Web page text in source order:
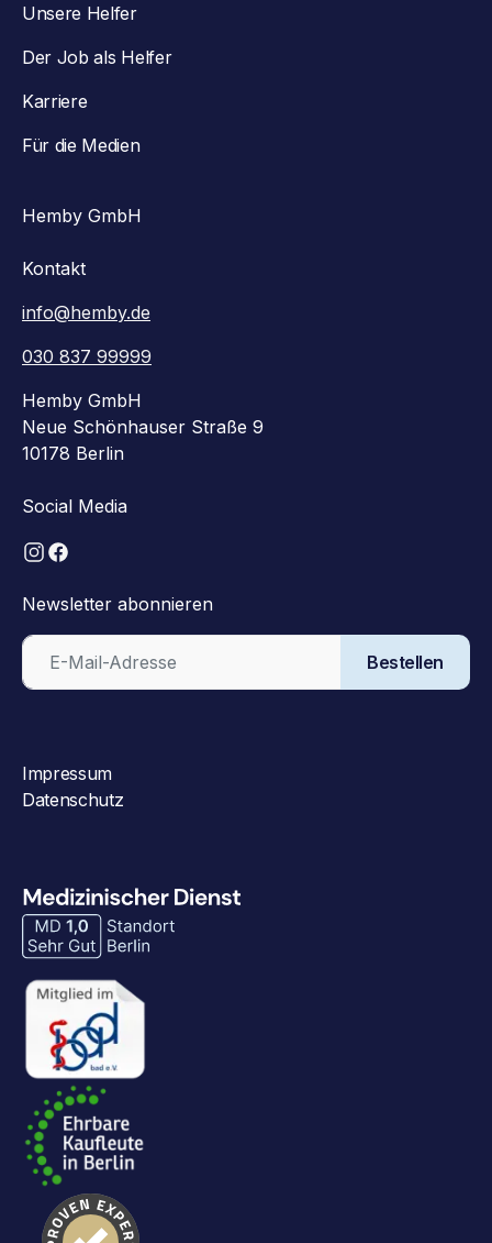
Unsere Helfer
Der Job als Helfer
Karriere
Für die Medien
Hemby GmbH
Kontakt
info@hemby.de
030 837 99999
Hemby GmbH
Neue Schönhauser Straße 9
10178 Berlin
Social Media
Newsletter abonnieren
Bestellen
Impressum
Datenschutz